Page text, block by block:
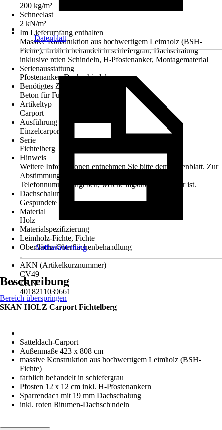
200 kg/m²
Schneelast
2 kN/m²
Im Lieferumfang enthalten
Massive Konstruktion aus hochwertigem Leimholz (BSH-
Fichte), farblich behandelt in schiefergrau, Dachschalung
inklusive roten Schindeln, H-Pfostenanker, Montagematerial
Serienausstattung
Pfostenanker, Dachschindeln
Benötigtes Zubehör
Beton für Fundamente
Artikeltyp
Carport
Ausführung
Einzelcarport
Serie
Fichtelberg
Hinweis
Weitere Informationen entnehmen Sie bitte dem Datenblatt. Zur
Abstimmung des Liefertermines bitte Handy- oder
Telefonnummer angeben, welche tagsüber erreichbar ist.
Dachschalung
Gespundete Bretter
Material
Holz
Materialspezifizierung
Leimholz-Fichte, Fichte
Oberfläche/Oberflächenbehandlung
-
AKN (Artikelkurznummer)
CV49
EAN
4018211039661
Datenblatt
Aufbauanleitung
Beschreibung
Bereich überspringen
SKAN HOLZ Carport Fichtelberg
Satteldach-Carport
Außenmaße 423 x 808 cm
massive Konstruktion aus hochwertigem Leimholz (BSH-
Fichte)
farblich behandelt in schiefergrau
Pfosten 12 x 12 cm inkl. H-Pfostenankern
Sparrendach mit 19 mm Dachschalung
inkl. roten Bitumen-Dachschindeln